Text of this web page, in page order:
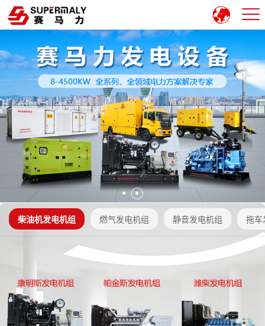
柴油机发电机组 燃气发电机组 静音发电机组 拖车